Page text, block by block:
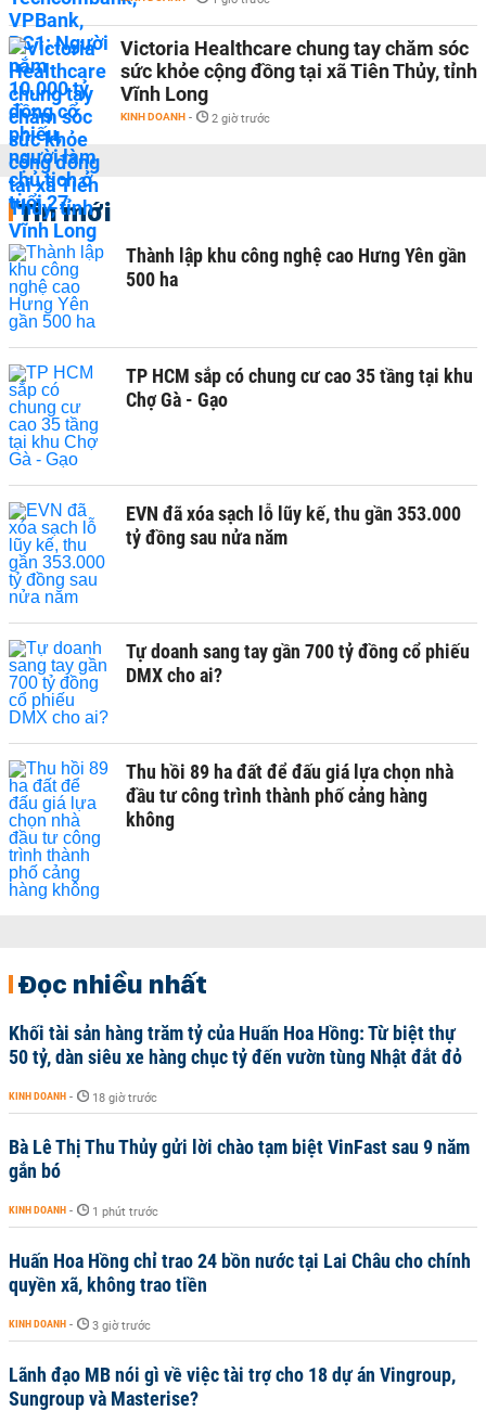
Victoria Healthcare chung tay chăm sóc
sức khỏe cộng đồng tại xã Tiên Thủy, tỉnh
Vĩnh Long
KINH DOANH - 2 giờ trước
Tin mới
Thành lập khu công nghệ cao Hưng Yên gần
500 ha
TP HCM sắp có chung cư cao 35 tầng tại khu
Chợ Gà - Gạo
EVN đã xóa sạch lỗ lũy kế, thu gần 353.000
tỷ đồng sau nửa năm
Tự doanh sang tay gần 700 tỷ đồng cổ phiếu
DMX cho ai?
Thu hồi 89 ha đất để đấu giá lựa chọn nhà
đầu tư công trình thành phố cảng hàng
không
Đọc nhiều nhất
Khối tài sản hàng trăm tỷ của Huấn Hoa Hồng: Từ biệt thự
50 tỷ, dàn siêu xe hàng chục tỷ đến vườn tùng Nhật đắt đỏ
KINH DOANH - 18 giờ trước
Bà Lê Thị Thu Thủy gửi lời chào tạm biệt VinFast sau 9 năm
gắn bó
KINH DOANH - 1 phút trước
Huấn Hoa Hồng chỉ trao 24 bồn nước tại Lai Châu cho chính
quyền xã, không trao tiền
KINH DOANH - 3 giờ trước
Lãnh đạo MB nói gì về việc tài trợ cho 18 dự án Vingroup,
Sungroup và Masterise?